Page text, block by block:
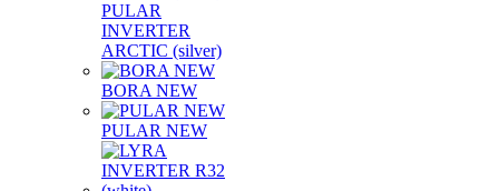
PULAR
INVERTER
ARCTIC (silver)
BORA NEW
PULAR NEW